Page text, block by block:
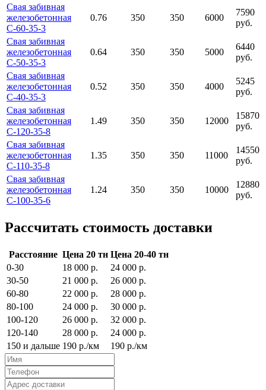
Свая забивная
железобетонная
С-60-35-3
0.76 350 350 6000
7590
руб.
Свая забивная
железобетонная
С-50-35-3
0.64 350 350 5000
6440
руб.
Свая забивная
железобетонная
С-40-35-3
0.52 350 350 4000
5245
руб.
Свая забивная
железобетонная
С-120-35-8
1.49 350 350 12000
15870
руб.
Свая забивная
железобетонная
С-110-35-8
1.35 350 350 11000
14550
руб.
Свая забивная
железобетонная
С-100-35-6
1.24 350 350 10000
12880
руб.
Рассчитать стоимость доставки
Расстояние Цена 20 тн Цена 20-40 тн
0-30
18 000 р.
24 000 р.
30-50
21 000 р.
26 000 р.
60-80
22 000 р.
28 000 р.
80-100
24 000 р.
30 000 р.
100-120
26 000 р.
32 000 р.
120-140
28 000 р.
24 000 р.
150 и дальше 190 р./км 190 р./км